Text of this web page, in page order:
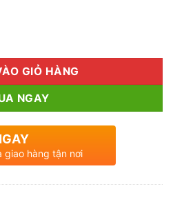
Sấy Khô tại TP.HCM số lượng
GIỎ HÀNG
NGAY
giao hàng tận nơi